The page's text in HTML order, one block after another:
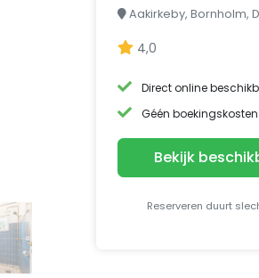
Aakirkeby, Bornholm,
4,0
Direct online
Géén boekingskosten
Bekijk
Reserveren duurt